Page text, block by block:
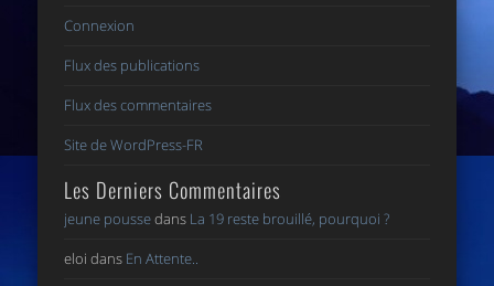
Connexion
Flux des publications
Flux des commentaires
Site de WordPress-FR
Les Derniers Commentaires
jeune poussedans La 19 reste brouillé, pourquoi ?
eloi dans En Attente..